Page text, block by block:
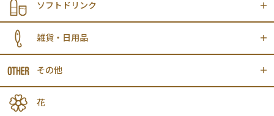
ソフトドリンク
雑貨・日用品
その他
花